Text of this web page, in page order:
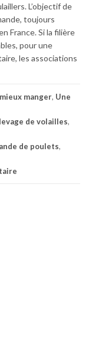
L’objectif de
toujours
France. Si la filière
pour une
les associations
mieux manger, Une
de volailles,
de poulets,